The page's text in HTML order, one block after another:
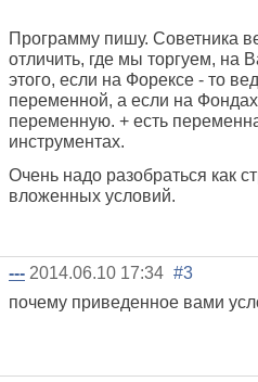
Программу пишу. Советника
отличить, где мы торгуем, на
этого, если на Форексе - то
переменной, а если на
переменную. + есть
инструментах.
Очень надо разобраться как
вложенных условий.
--- 2014.06.10 17:34 #3
почему приведенное вами